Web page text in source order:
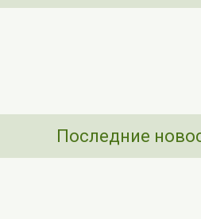
Последние